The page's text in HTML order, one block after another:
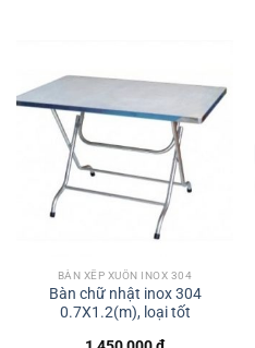
BÀN XẾP XUÔN INOX 304
Bàn chữ nhật inox 304
0.7X1.2(m), loại tốt